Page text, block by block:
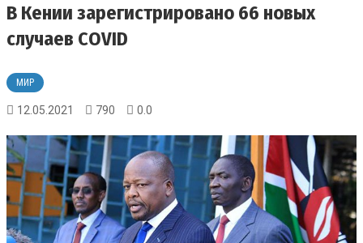
В Кении зарегистрировано 66 новых
случаев COVID
МИР
12.05.2021 790 0.0